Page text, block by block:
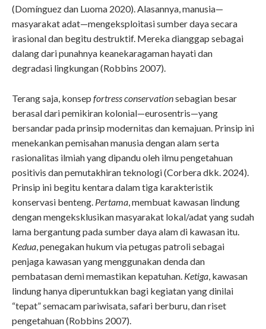
(Domínguez dan Luoma 2020). Alasannya, manusia—
masyarakat adat—mengeksploitasi sumber daya secara
irasional dan begitu destruktif. Mereka dianggap sebagai
dalang dari punahnya keanekaragaman hayati dan
degradasi lingkungan (Robbins 2007).
Terang saja, konsep fortress conservationsebagian besar
berasal dari pemikiran kolonial—eurosentris—yang
bersandar pada prinsip modernitas dan kemajuan. Prinsip ini
menekankan pemisahan manusia dengan alam serta
rasionalitas ilmiah yang dipandu oleh ilmu pengetahuan
positivis dan pemutakhiran teknologi (Corbera dkk. 2024).
Prinsip ini begitu kentara dalam tiga karakteristik
konservasi benteng. Pertama , membuat kawasan lindung
dengan mengeksklusikan masyarakat lokal/adat yang sudah
lama bergantung pada sumber daya alam di kawasan itu.
Kedua , penegakan hukum via petugas patroli sebagai
penjaga kawasan yang menggunakan denda dan
pembatasan demi memastikan kepatuhan. Ketiga , kawasan
lindung hanya diperuntukkan bagi kegiatan yang dinilai
“tepat” semacam pariwisata, safari berburu, dan riset
pengetahuan (Robbins 2007).